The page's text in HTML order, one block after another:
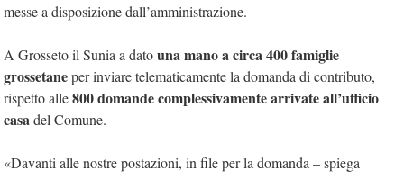
messe a disposizione dall’amministrazione.
A Grosseto il Sunia a datouna mano a circa 400 famiglie
grossetaneper inviare telematicamente la domanda di contributo,
rispetto alle800 domande complessivamente arrivate all’ufficio
casadel Comune.
«Davanti alle nostre postazioni, in file per la domanda – spiega